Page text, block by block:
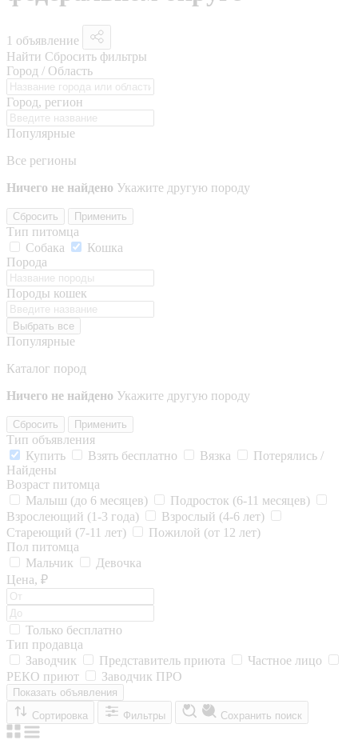
1 объявление
Найти Сбросить фильтры
Город / Область
Город, регион
Популярные
Все регионы
Ничего не найдено Укажите другую породу
Сбросить Применить
Тип питомца
Собака
Кошка
Порода
Породы кошек
Выбрать все
Популярные
Каталог пород
Ничего не найдено Укажите другую породу
Сбросить Применить
Тип объявления
Купить
Взять бесплатно Вязка
Потерялись /
Найдены
Возраст питомца
Малыш (до 6 месяцев)
Подросток (6-11 месяцев)
Взрослеющий (1-3 года)
Взрослый (4-6 лет)
Стареющий (7-11 лет)
Пожилой (от 12 лет)
Пол питомца
Мальчик
Девочка
Цена, ₽
Только бесплатно
Тип продавца
Заводчик
Представитель приюта
Частное лицо
РЕКО приют
Заводчик ПРО
Показать объявления
Сортировка
Фильтры Сохранить поиск